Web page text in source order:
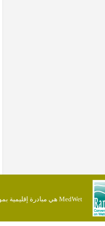
MedWet هي مبادرة إقليمية بموجب إتفاقية Ramsar